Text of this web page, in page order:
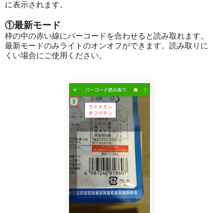
に表示されます。
①最新モード
枠の中の赤い線にバーコードを合わせると読み取れます。
最新モードのみライトのオンオフができます。読み取りに
くい場合にご使用ください。